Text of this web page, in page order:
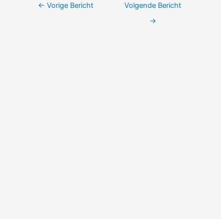
← Vorige Bericht
Volgende Bericht
→